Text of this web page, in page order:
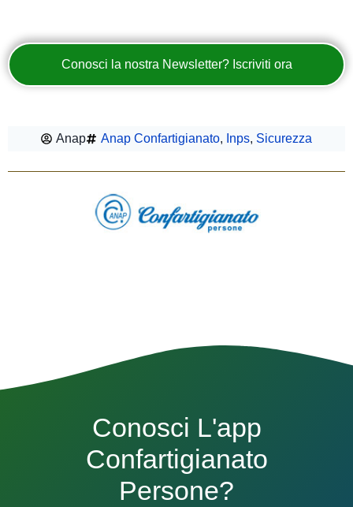
Conosci la nostra Newsletter? Iscriviti ora
Anap Anap Confartigianato, Inps, Sicurezza
Conosci L'app
Confartigianato
Persone?